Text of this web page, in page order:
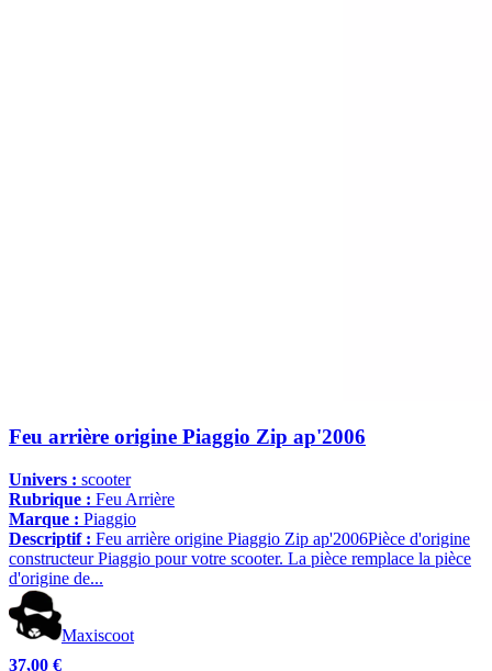
Feu arrière origine Piaggio Zip ap'2006
Univers : scooter
Rubrique : Feu Arrière
Marque : Piaggio
Descriptif : Feu arrière origine Piaggio Zip ap'2006Pièce d'origine
constructeur Piaggio pour votre scooter. La pièce remplace la pièce
d'origine de...
Maxiscoot
37,00 €